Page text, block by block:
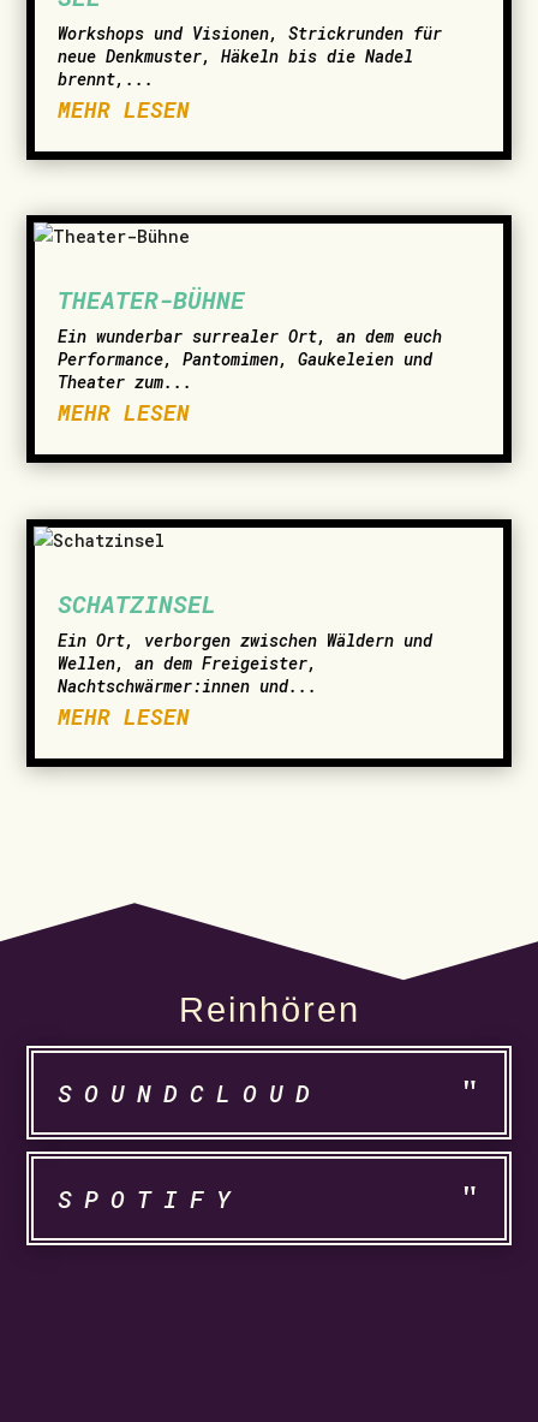
Workshops und Visionen, Strickrunden für
neue Denkmuster, Häkeln bis die Nadel
brennt,...
MEHR LESEN
THEATER-BÜHNE
Ein wunderbar surrealer Ort, an dem euch
Performance, Pantomimen, Gaukeleien und
Theater zum...
MEHR LESEN
SCHATZINSEL
Ein Ort, verborgen zwischen Wäldern und
Wellen, an dem Freigeister,
Nachtschwärmer:innen und...
MEHR LESEN
Reinhören
SOUNDCLOUD
SPOTIFY